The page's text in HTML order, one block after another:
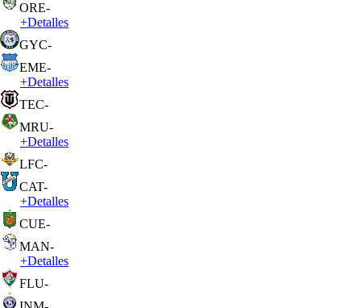
ORE-
+Detalles
GYC-
EME-
+Detalles
TEC-
MRU-
+Detalles
LFC-
CAT-
+Detalles
CUE-
MAN-
+Detalles
FLU-